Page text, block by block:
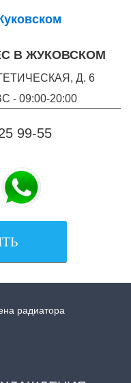
В ЖУКОВСКОМ
Д. 6
- 09:00-20:00
99-55
радиатора